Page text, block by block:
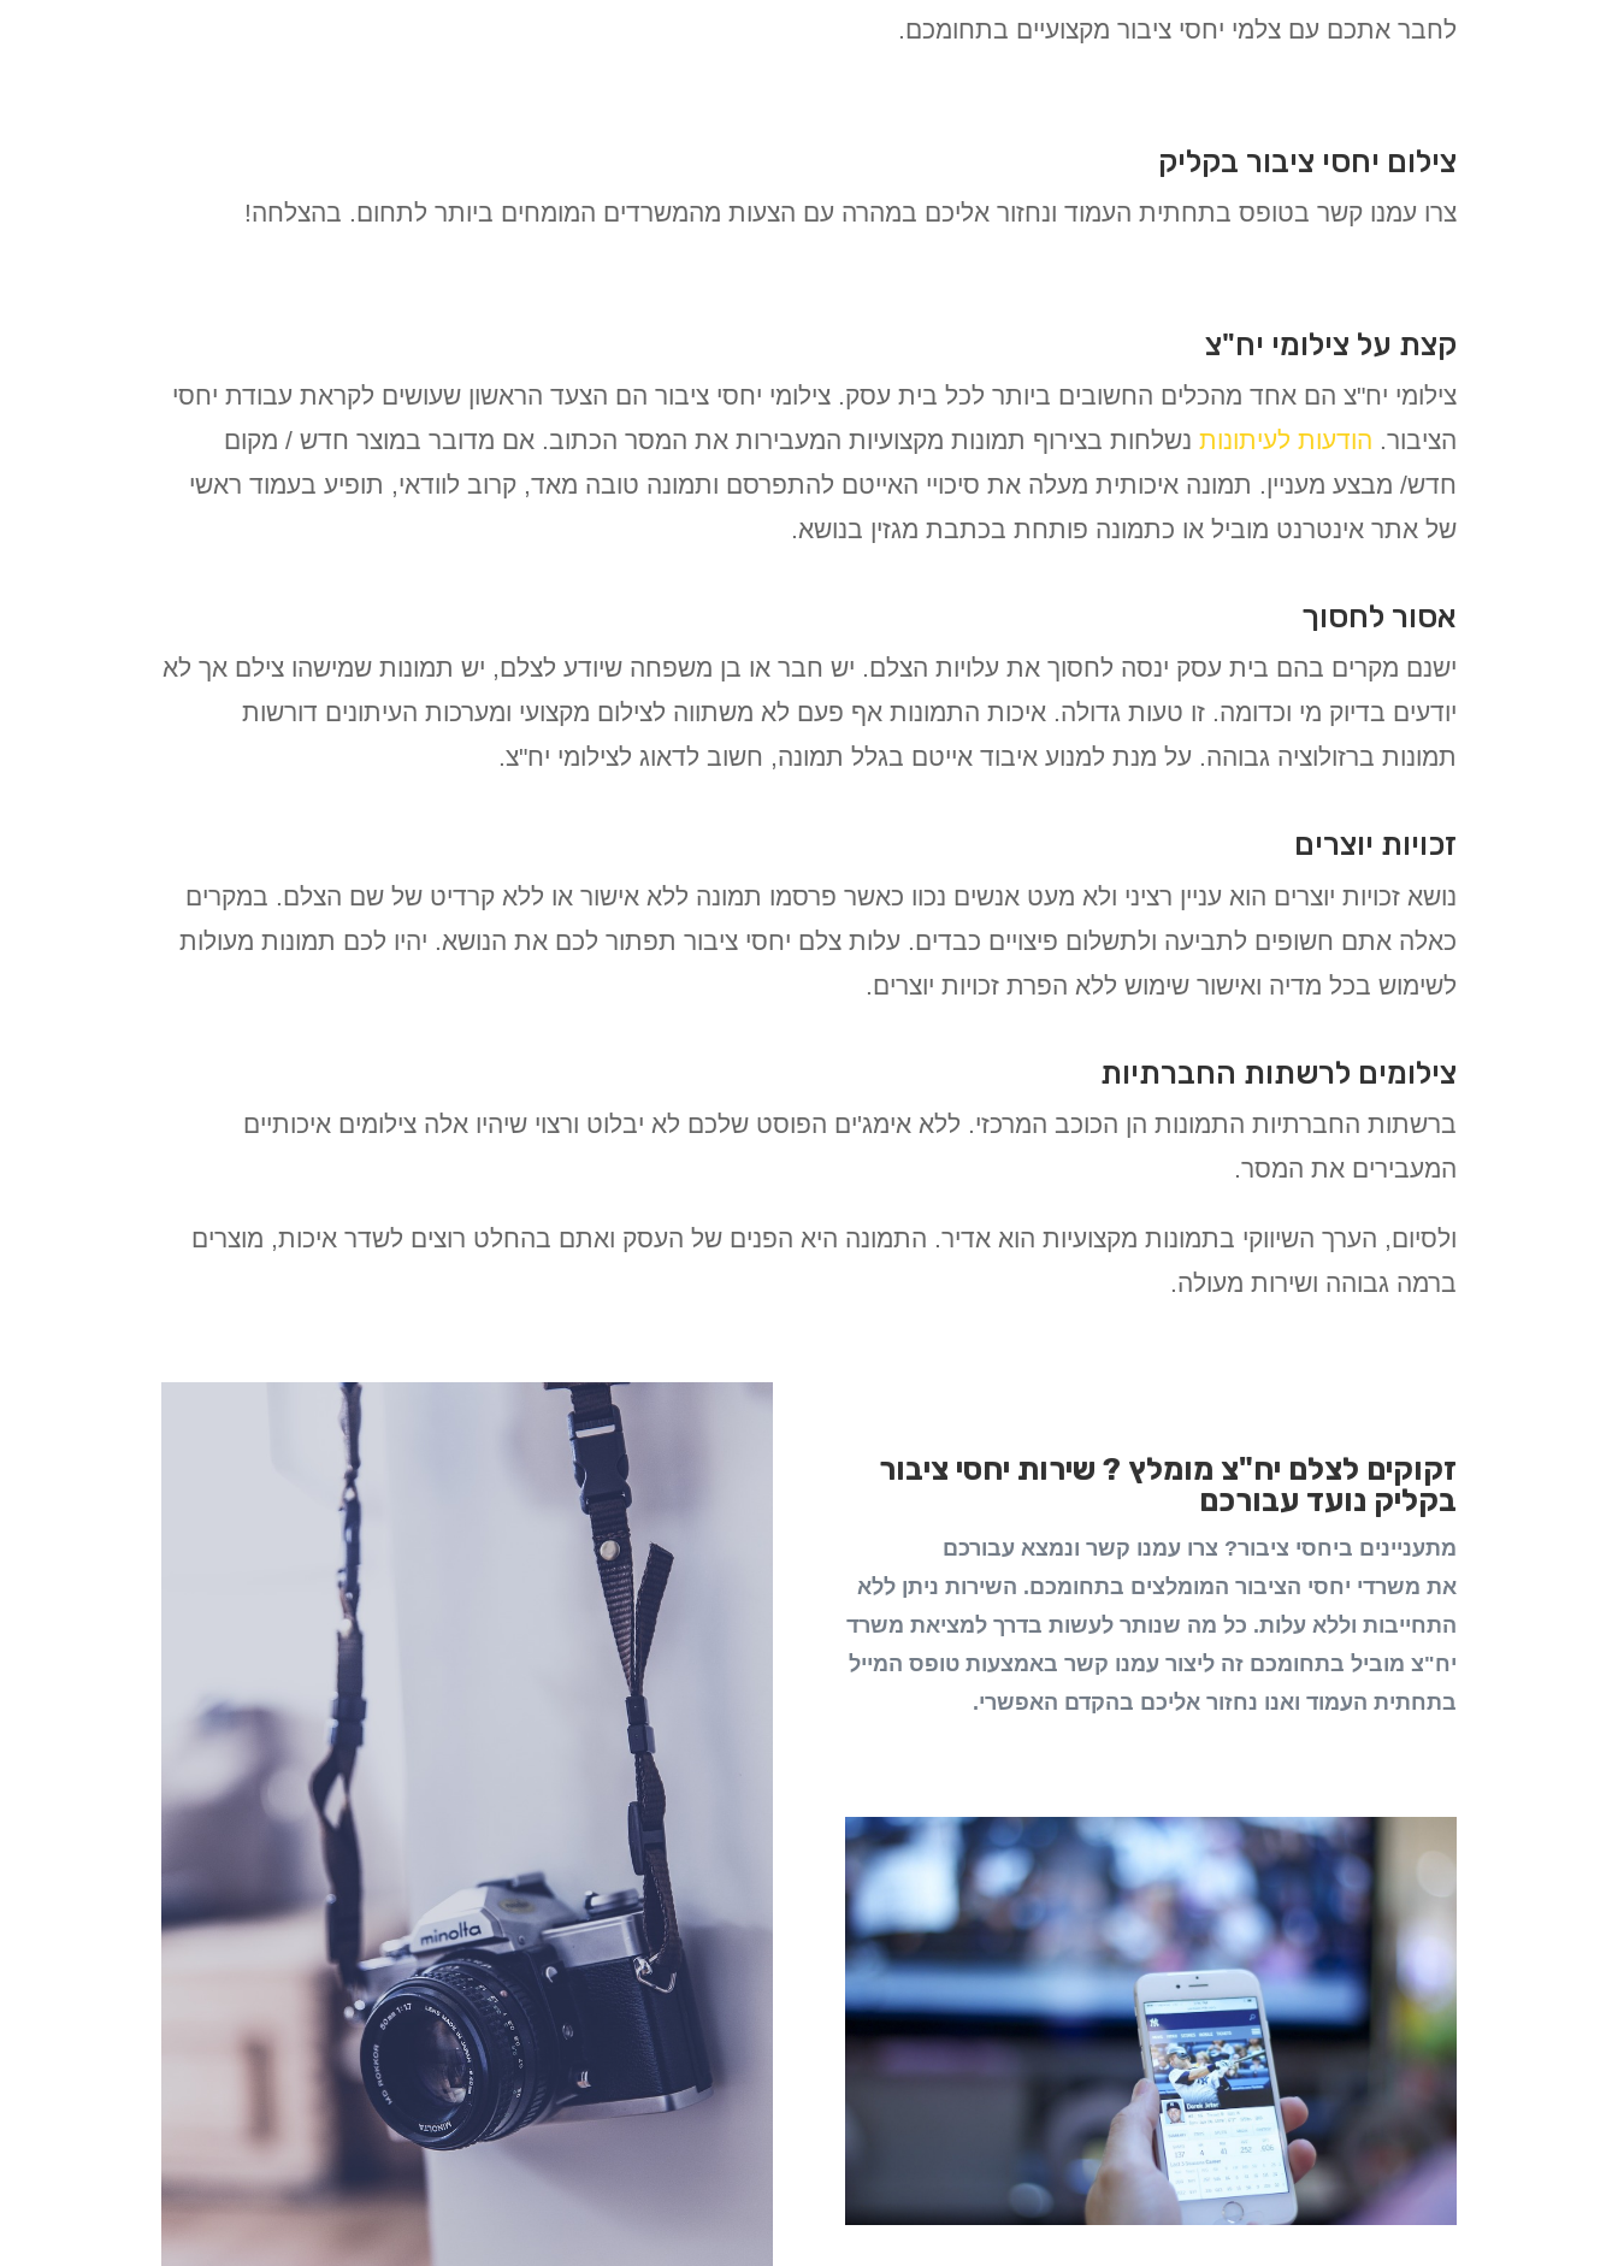
לחבר אתכם עם צלמי יחסי ציבור מקצועיים בתחומכם.
צילום יחסי ציבור בקליק
צרו עמנו קשר בטופס בתחתית העמוד ונחזור אליכם במהרה עם הצעות מהמשרדים המומחים ביותר לתחום. בהצלחה!
קצת על צילומי יח"צ
צילומי יח"צ הם אחד מהכלים החשובים ביותר לכל בית עסק. צילומי יחסי ציבור הם הצעד הראשון שעושים לקראת עבודת יחסי
הציבור. הודעות לעיתונות נשלחות בצירוף תמונות מקצועיות המעבירות את המסר הכתוב. אם מדובר במוצר חדש / מקום
חדש/ מבצע מעניין. תמונה איכותית מעלה את סיכויי האייטם להתפרסם ותמונה טובה מאד, קרוב לוודאי, תופיע בעמוד ראשי
של אתר אינטרנט מוביל או כתמונה פותחת בכתבת מגזין בנושא.
אסור לחסוך
ישנם מקרים בהם בית עסק ינסה לחסוך את עלויות הצלם. יש חבר או בן משפחה שיודע לצלם, יש תמונות שמישהו צילם אך לא
יודעים בדיוק מי וכדומה. זו טעות גדולה. איכות התמונות אף פעם לא משתווה לצילום מקצועי ומערכות העיתונים דורשות
תמונות ברזולוציה גבוהה. על מנת למנוע איבוד אייטם בגלל תמונה, חשוב לדאוג לצילומי יח"צ.
זכויות יוצרים
נושא זכויות יוצרים הוא עניין רציני ולא מעט אנשים נכוו כאשר פרסמו תמונה ללא אישור או ללא קרדיט של שם הצלם. במקרים
כאלה אתם חשופים לתביעה ולתשלום פיצויים כבדים. עלות צלם יחסי ציבור תפתור לכם את הנושא. יהיו לכם תמונות מעולות
לשימוש בכל מדיה ואישור שימוש ללא הפרת זכויות יוצרים.
צילומים לרשתות החברתיות
ברשתות החברתיות התמונות הן הכוכב המרכזי. ללא אימג'ים הפוסט שלכם לא יבלוט ורצוי שיהיו אלה צילומים איכותיים
המעבירים את המסר.
ולסיום, הערך השיווקי בתמונות מקצועיות הוא אדיר. התמונה היא הפנים של העסק ואתם בהחלט רוצים לשדר איכות, מוצרים
ברמה גבוהה ושירות מעולה.
זקוקים לצלם יח"צ מומלץ ? שירות יחסי ציבור
בקליק נועד עבורכם
מתעניינים ביחסי ציבור? צרו עמנו קשר ונמצא עבורכם
את משרדי יחסי הציבור המומלצים בתחומכם. השירות ניתן ללא
התחייבות וללא עלות. כל מה שנותר לעשות בדרך למציאת משרד
יח"צ מוביל בתחומכם זה ליצור עמנו קשר באמצעות טופס המייל
בתחתית העמוד ואנו נחזור אליכם בהקדם האפשרי.